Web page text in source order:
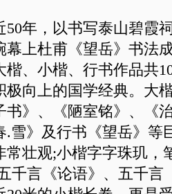
年，以书写泰山碧霞祠
幕上杜甫《望岳》书法
楷、小楷、行书作品共
极向上的国学经典。大
书》、《陋室铭》、《
.雪》及行书《望岳》等
常壮观;小楷字字珠玑，
千言《论语》、五千言